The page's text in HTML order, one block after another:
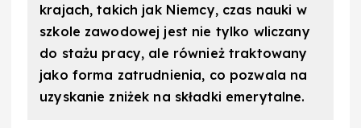
krajach, takich jak Niemcy, czas nauki w
szkole zawodowej jest nie tylko wliczany
do stażu pracy, ale również traktowany
jako forma zatrudnienia, co pozwala na
uzyskanie zniżek na składki emerytalne.